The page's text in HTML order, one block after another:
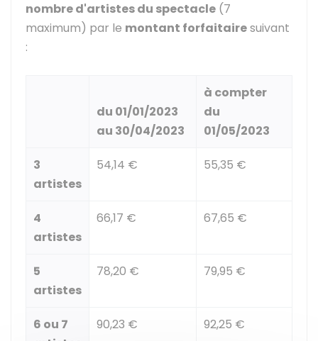
nombre d'artistes du spectacle (7
maximum) par le montant forfaitairesuivant
:
du 01/01/2023
au 30/04/2023
à compter
du
01/05/2023
3
artistes
54,14 € 55,35 €
4
artistes
66,17 € 67,65 €
5
artistes
78,20 € 79,95 €
6 ou 7
90,23 € 92,25 €